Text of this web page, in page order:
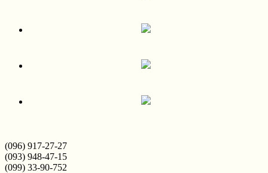
(096) 917-27-27
(093) 948-47-15
(099) 33-90-752